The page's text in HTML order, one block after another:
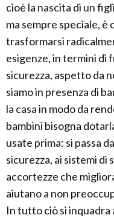
cioè la nascita di un
ma sempre speciale, è
trasformarsi
esigenze, in termini di
sicurezza, aspetto da
siamo in presenza di
la casa in modo da
bambini bisogna
usate prima: si passa
sicurezza, ai sistemi
accortezze che
aiutano a non
In tutto ciò si inquadra